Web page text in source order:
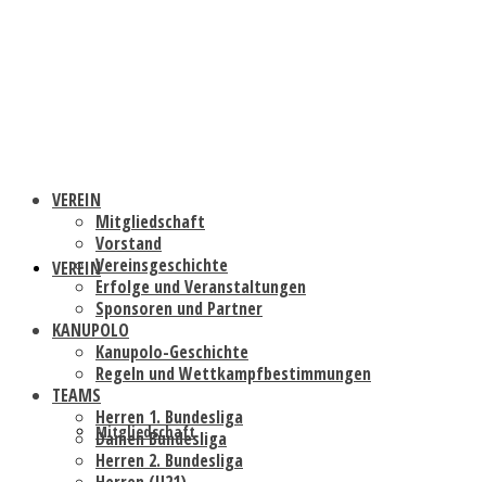
VEREIN
Mitgliedschaft
VEREIN
Mitgliedschaft
Vorstand
Vereinsgeschichte
Erfolge und Veranstaltungen
Sponsoren und Partner
KANUPOLO
Kanupolo-Geschichte
Regeln und Wettkampfbestimmungen
TEAMS
Herren 1. Bundesliga
Damen Bundesliga
Herren 2. Bundesliga